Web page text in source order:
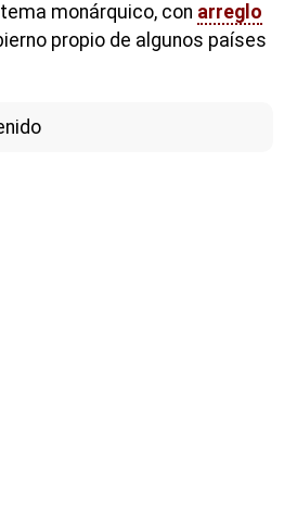
monárquico, con arreglo
propio de algunos países